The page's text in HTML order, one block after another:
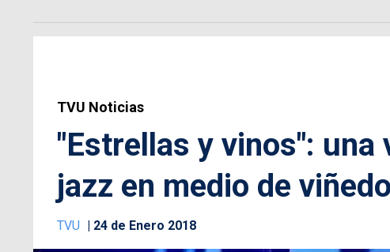
TVU Noticias
"Estrellas y vinos": una
jazz en medio de
TVU 24 de Enero 2018